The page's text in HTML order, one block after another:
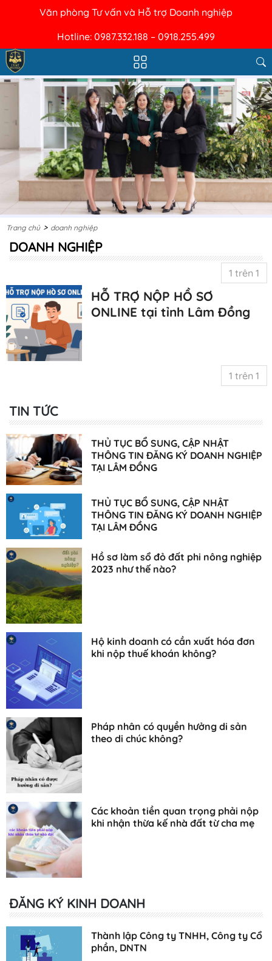
Văn phòng Tư vấn và Hỗ trợ Doanh nghiệp
Hotline: 0987.332.188 – 0918.255.499
Trang chủ > doanh nghiệp
DOANH NGHIỆP
1 trên 1
HỖ TRỢ NỘP HỒ SƠ
ONLINE tại tỉnh Lâm Đồng
1 trên 1
TIN TỨC
THỦ TỤC BỔ SUNG, CẬP NHẬT
THÔNG TIN ĐĂNG KÝ DOANH NGHIỆP
TẠI LÂM ĐỒNG
THỦ TỤC BỔ SUNG, CẬP NHẬT
THÔNG TIN ĐĂNG KÝ DOANH NGHIỆP
TẠI LÂM ĐỒNG
Hồ sơ làm sổ đỏ đất phi nông nghiệp
2023 như thế nào?
Hộ kinh doanh có cần xuất hóa đơn
khi nộp thuế khoán không?
Pháp nhân có quyền hưởng di sản
theo di chúc không?
Các khoản tiền quan trọng phải nộp
khi nhận thừa kế nhà đất từ cha mẹ
ĐĂNG KÝ KINH DOANH
Thành lập Công ty TNHH, Công ty Cổ
phần, DNTN